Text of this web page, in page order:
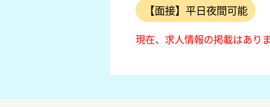
【面接】平日夜間可能
現在、求人情報の掲載はあり